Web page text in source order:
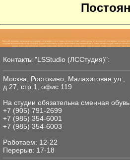
Наш сайт посвящен звукозаписи и освещает следующие услуги: запись песни на студии, запись диска, песня под ключ, сертификат на запись
создание музыки песни, песня в подарок, услуги звукозаписи, студия звукозаписи, персональный диск, запись песни в студии, записать
вокала, запись инструментов, создание минусовки, чистка от шумов, озвучка видео, записать вокал, акция, записать голос, спеть
Контакты "LSStudio (ЛССтудия)":
Москва, Ростокино, Малахитовая ул.,
д.27, стр.1, офис 119
На студии обязательнa сменная
+7 (905) 791-2699
+7 (985) 354-6001
+7 (985) 354-6003
Работаем: 12-22
Перерыв: 17-18